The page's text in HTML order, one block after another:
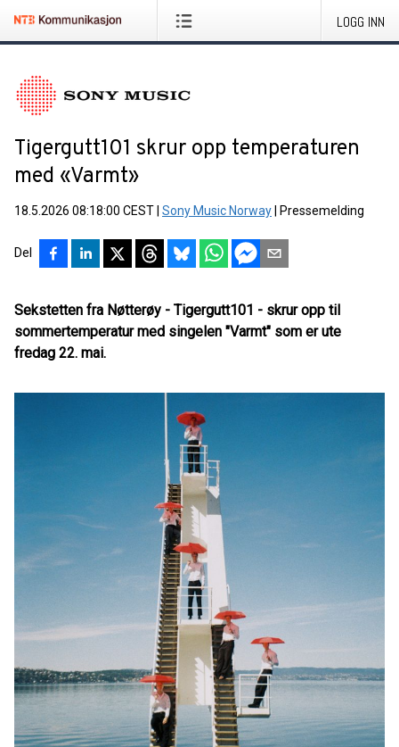
LOGG INN
Tigergutt101 skrur opp temperaturen
med «Varmt»
18.5.2026 08:18:00 CEST Sony Music Norway Pressemelding
Del
Sekstetten fra Nøtterøy - Tigergutt101 - skrur opp til
sommertemperatur med singelen "Varmt" som er ute
fredag 22. mai.